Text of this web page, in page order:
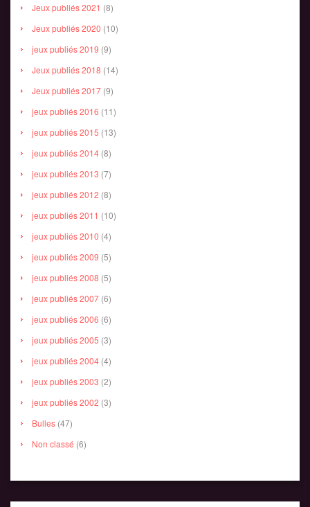
Jeux publiés 2021 (8)
Jeux publiés 2020 (10)
jeux publiés 2019 (9)
Jeux publiés 2018 (14)
Jeux publiés 2017 (9)
jeux publiés 2016 (11)
jeux publiés 2015 (13)
jeux publiés 2014 (8)
jeux publiés 2013 (7)
jeux publiés 2012 (8)
jeux publiés 2011 (10)
jeux publiés 2010 (4)
jeux publiés 2009 (5)
jeux publiés 2008 (5)
jeux publiés 2007 (6)
jeux publiés 2006 (6)
jeux publiés 2005 (3)
jeux publiés 2004 (4)
jeux publiés 2003 (2)
jeux publiés 2002 (3)
Bulles (47)
Non classé (6)